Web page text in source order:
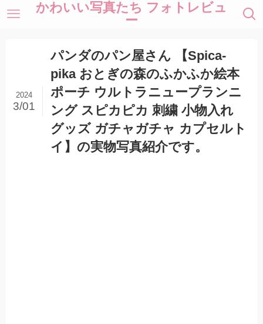
かわいい写真たち フォトレビュ
ー
パンダのパン屋さん 【Spica‐
pika おとぎの森のふかふか絵本
ポーチ ウルトラニュープランニ
ング スピカピカ 刺繍 小物入れ
グッズ ガチャガチャ カプセルト
イ】の実物写真紹介です。
2024
3/01